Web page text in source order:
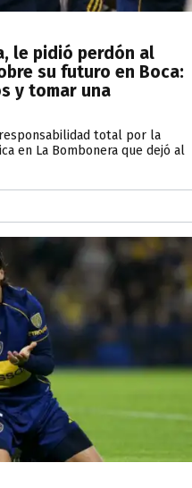
le pidió perdón al
su futuro en Boca:
y tomar una
total por la
en La Bombonera que dejó al